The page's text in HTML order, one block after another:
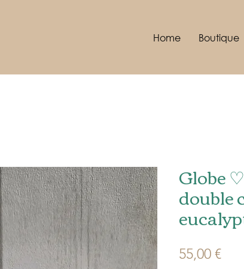
Home Boutique
Globe
double
55,00 €Prix